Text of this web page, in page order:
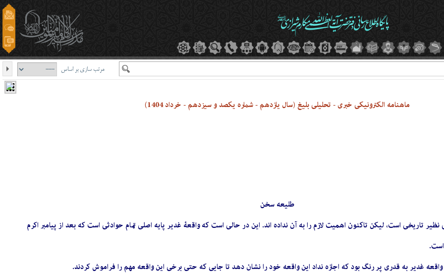
مرتب سازی بر اساس
ماهنامه الکترونیکی خبری - تحلیلی بلیغ (سال یازدهم - شماره یکصد و سیزدهم - خرداد 1404)
طلیعه سخن
تاریخی است، لیکن تاکنون اهمیت لازم را به آن نداده اند. این در حالی است که واقعۀ غدیر پایه اصلی تمام حوادثی است که بعد از پیامبر اکرم
است.
غدیر به قدری پر رنگ بود که اجازه نداد این واقعه خود را نشان دهد تا جایی که حتی برخی این واقعه مهم را فراموش کردند.